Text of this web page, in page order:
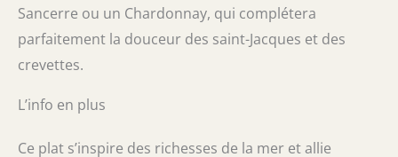
Sancerre ou un Chardonnay, qui complétera
parfaitement la douceur des saint-Jacques et des
crevettes.
L’info en plus
Ce plat s’inspire des richesses de la mer et allie